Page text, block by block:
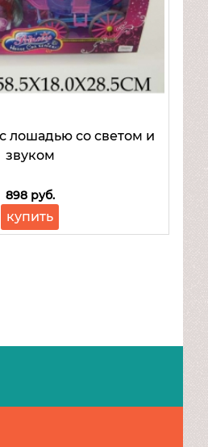
лошадью со светом и
звуком
898 руб.
купить